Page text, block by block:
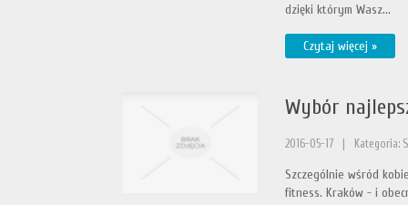
dzięki którym Wasz...
Czytaj więcej »
Wybór
2016-05-17 Kategoria:
Szczególnie wśród
fitness. Kraków - i